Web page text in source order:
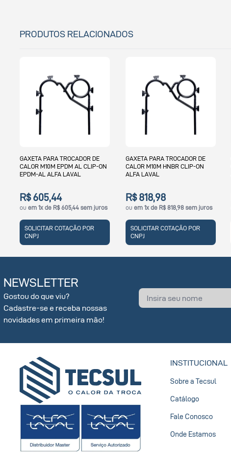
PRODUTOS RELACIONADOS
GAXETA PARA TROCADOR DE
CALOR M10M EPDM AL CLIP-ON
EPDM-AL ALFA LAVAL
R$ 605,44
ou em 1x de R$ 605,44 sem juros
SOLICITAR COTAÇÃO POR
CNPJ
GAXETA PARA TROCADOR DE
CALOR M10M HNBR CLIP-ON
ALFA LAVAL
R$ 818,98
ou em 1x de R$ 818,98 sem juros
SOLICITAR COTAÇÃO POR
CNPJ
NEWSLETTER
Gostou do que viu?
Cadastre-se e receba nossas
novidades em primeira mão!
INSTITUCIONAL
Sobre a Tecsul
Catálogo
Fale Conosco
Onde Estamos